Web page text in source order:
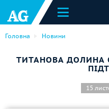
Головна Новини
ТИТАНОВА ДОЛИНА
15